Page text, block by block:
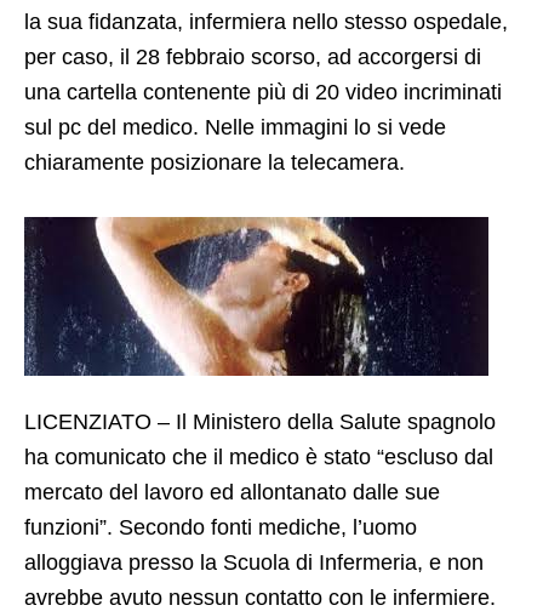
la sua fidanzata, infermiera nello stesso ospedale,
per caso, il 28 febbraio scorso, ad accorgersi di
una cartella contenente più di 20 video incriminati
sul pc del medico. Nelle immagini lo si vede
chiaramente posizionare la telecamera.
LICENZIATO – Il Ministero della Salute spagnolo
ha comunicato che il medico è stato “escluso dal
mercato del lavoro ed allontanato dalle sue
funzioni”. Secondo fonti mediche, l’uomo
alloggiava presso la Scuola di Infermeria, e non
avrebbe avuto nessun contatto con le infermiere.